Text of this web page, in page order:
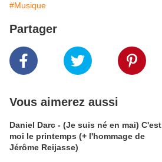
#Musique
Partager
Vous aimerez aussi
Daniel Darc - (Je suis né en mai) C'est
moi le printemps (+ l'hommage de
Jérôme Reijasse)